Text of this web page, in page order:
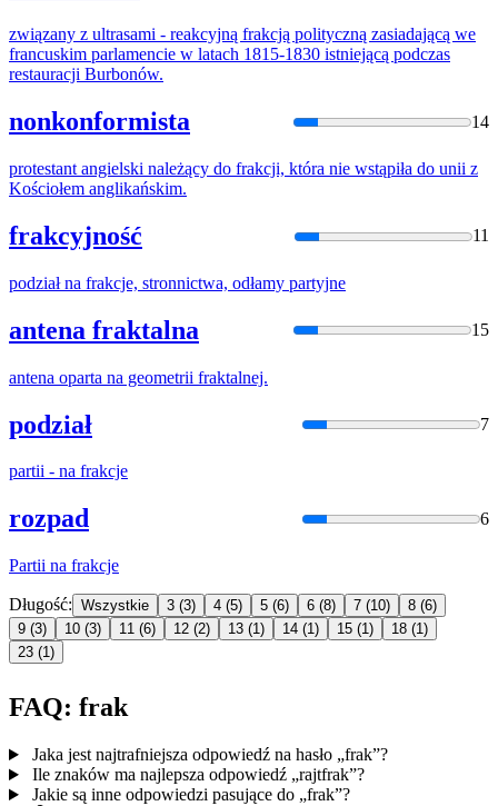
związany z ultrasami - reakcyjną frakcją polityczną zasiadającą we
francuskim parlamencie w latach 1815-1830 istniejącą podczas
restauracji Burbonów.
nonkonformista 14
protestant angielski należący do frakcji, która nie wstąpiła do unii z
Kościołem anglikańskim.
frakcyjność 11
podział na frakcje, stronnictwa, odłamy partyjne
antena fraktalna 15
antena oparta na geometrii fraktalnej.
podział 7
partii - na frakcje
rozpad 6
Partii na frakcje
Długość: Wszystkie 3 (3) 4 (5) 5 (6) 6 (8) 7 (10) 8 (6)
9 (3) 10 (3) 11 (6) 12 (2) 13 (1) 14 (1) 15 (1) 18 (1)
23 (1)
FAQ: frak
Jaka jest najtrafniejsza odpowiedź na hasło „frak”?
Ile znaków ma najlepsza odpowiedź „rajtfrak”?
Jakie są inne odpowiedzi pasujące do „frak”?